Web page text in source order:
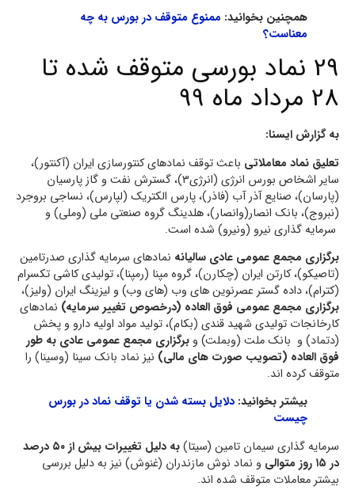
همچنین بخوانید: ممنوع متوقف در بورس به چه
معناست؟
29 نماد بورسی متوقف شده تا
28 مرداد ماه 99
به گزارش ایسنا:
تعلیق نماد معاملاتی باعث توقف نمادهای کنتورسازی ایران (آکنتور)،
سایر اشخاص بورس انرژی (انرژی۳)، گسترش نفت و گاز پارسیان
(پارسان)، صنایع آذر آب (فاذر)، پارس الکتریک (لپارس)، نساجی بروجرد
(نبروج)، بانک انصار(وانصار)، هلدینگ گروه صنعتی ملی (وملی) و
سرمایه گذاری نیرو (ونیرو) شده است.
برگزاری مجمع عمومی عادی سالیانه نمادهای سرمایه گذاری صدرتامین
(تاصیکو)، کارتن ایران (چکارن)، گروه مپنا (رمپنا)، تولیدی کاشی تکسرام
(کترام)، داده گستر عصرنوین های وب (های وب) و لیزینگ ایران (ولیز)،
برگزاری مجمع عمومی فوق العاده (درخصوص تغییر سرمایه) نمادهای
کارخانجات تولیدی شهید قندی (بکام)، تولید مواد اولیه دارو و پخش
(دتماد) و بانک ملت (وبملت) و برگزاری مجمع عمومی عادی به طور
فوق العاده (تصویب صورت های مالی) نیز نماد بانک سینا (وسینا) را
متوقف کرده اند.
بیشتر بخوانید: دلایل بسته شدن یا توقف نماد در بورس
چیست
سرمایه گذاری سیمان تامین (سیتا)
به دلیل تغییرات بیش از ۵۰ درصد
در ۱۵ روز متوالی
و نماد نوش مازندران (غنوش) نیز به دلیل بررسی
بیشتر معاملات متوقف شده اند.